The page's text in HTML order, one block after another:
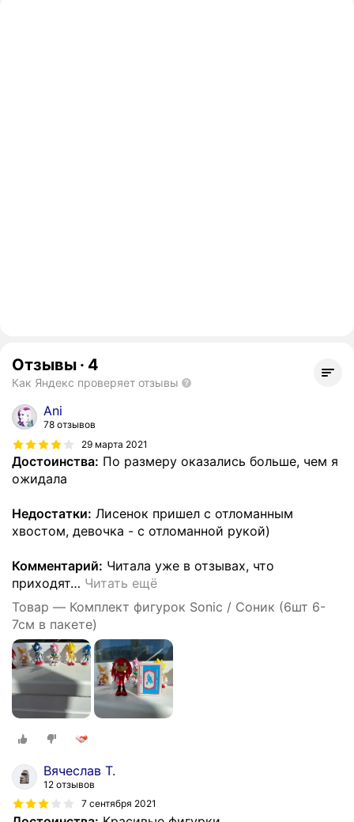
Отзывы · 4
Как Яндекс проверяет отзывы
Ani
78 отзывов
29 марта 2021
Достоинства: По размеру оказались больше, чем я
ожидала
Недостатки: Лисенок пришел с отломанным
хвостом, девочка - с отломанной рукой)
Комментарий: Читала уже в отзывах, что
приходят… Читать ещё
Товар — Комплект фигурок Sonic / Соник (6шт 6-
7см в пакете)
Вячеслав Т.
12 отзывов
7 сентября 2021